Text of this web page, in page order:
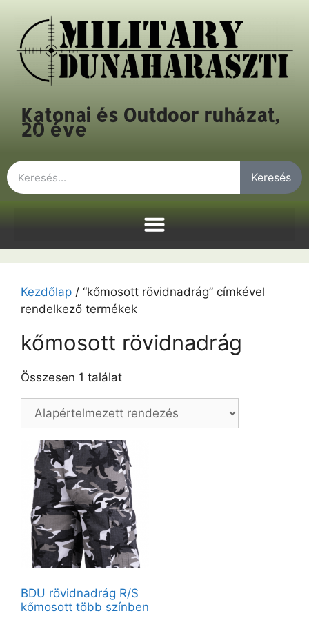
Katonai és Outdoor ruházat,
20 éve
Keresés
Kezdőlap / “kőmosott rövidnadrág” címkével
rendelkező termékek
kőmosott rövidnadrág
Összesen 1 találat
BDU rövidnadrág R/S
kőmosott több színben